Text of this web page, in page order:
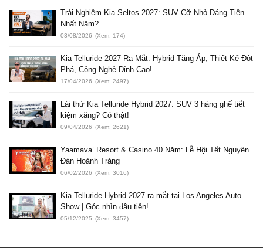
Trải Nghiệm Kia Seltos 2027: SUV Cỡ Nhỏ Đáng Tiền
Nhất Năm?
03/08/2026 (Xem: 174)
Kia Telluride 2027 Ra Mắt: Hybrid Tăng Áp, Thiết Kế Đột
Phá, Công Nghệ Đỉnh Cao!
17/04/2026 (Xem: 2497)
Lái thử Kia Telluride Hybrid 2027: SUV 3 hàng ghế tiết
kiệm xăng? Có thật!
09/04/2026 (Xem: 2621)
Yaamava’ Resort & Casino 40 Năm: Lễ Hội Tết Nguyên
Đán Hoành Tráng
06/02/2026 (Xem: 3016)
Kia Telluride Hybrid 2027 ra mắt tại Los Angeles Auto
Show | Góc nhìn đầu tiên!
05/12/2025 (Xem: 3457)